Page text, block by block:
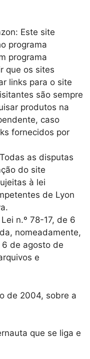
Este site
programa
programa
que os sites
links para o site
são sempre
produtos na
caso
fornecidos por
as disputas
do site
à lei
de Lyon
n.º 78-17, de 6
nomeadamente,
de agosto de
e
de 2004, sobre a
que se liga e